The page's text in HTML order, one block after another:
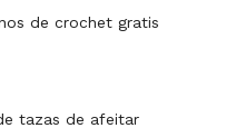
de crochet gratis
tazas de afeitar